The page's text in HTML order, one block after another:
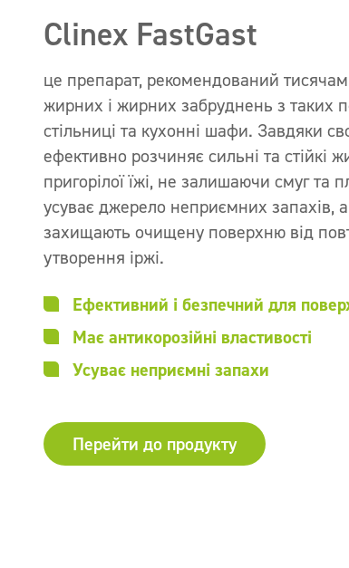
Clinex FastGast
це препарат, рекомендований
жирних і жирних забруднень з таких
стільниці та кухонні шафи. Завдяки
ефективно розчиняє сильні та стійкі
пригорілої їжі, не залишаючи смуг та
усуває джерело неприємних запахів, а
захищають очищену поверхню від
утворення іржі.
Ефективний і безпечний для
Має антикорозійні властивості
Усуває неприємні запахи
Перейти до продукту